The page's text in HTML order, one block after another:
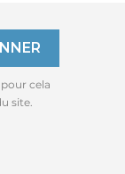
cela
site.